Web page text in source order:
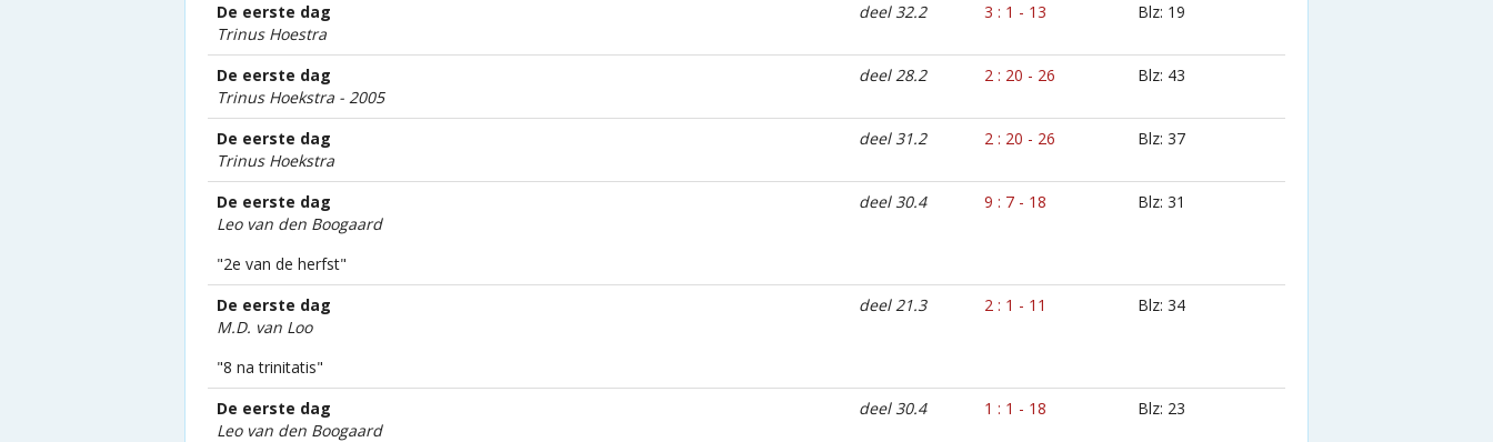
De eerste dag
Trinus Hoestra
deel 32.2 3 : 1 - 13 Blz: 19
De eerste dag
Trinus Hoekstra - 2005
deel 28.2 2 : 20 - 26 Blz: 43
De eerste dag
Trinus Hoekstra
deel 31.2 2 : 20 - 26 Blz: 37
De eerste dag
Leo van den Boogaard
deel 30.4 9 : 7 - 18 Blz: 31
"2e van de herfst"
De eerste dag
M.D. van Loo
deel 21.3 2 : 1 - 11 Blz: 34
"8 na trinitatis"
De eerste dag
Leo van den Boogaard
deel 30.4 1 : 1 - 18 Blz: 23